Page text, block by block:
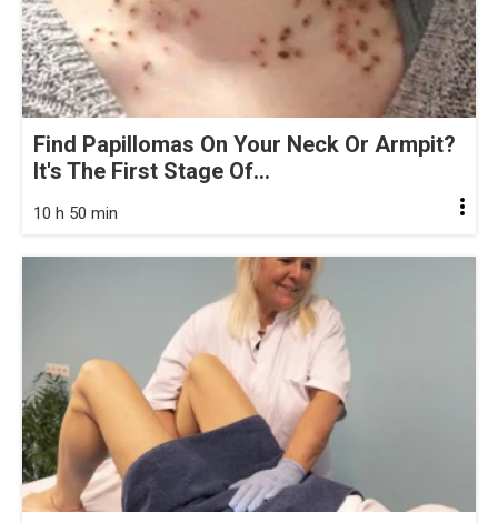
Find Papillomas On Your Neck Or Armpit?
It's The First Stage Of...
10 h 50 min